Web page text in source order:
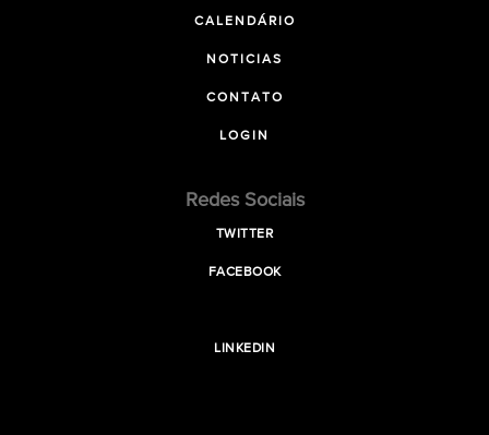
CALENDÁRIO
NOTICIAS
CONTATO
LOGIN
Redes Sociais
TWITTER
FACEBOOK
LINKEDIN